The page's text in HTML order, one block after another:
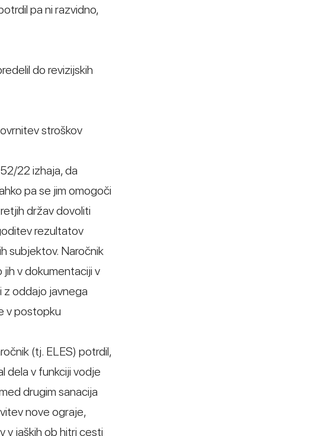
pa ni razvidno,
do revizijskih
stroškov
22 izhaja, da
pa se jim omogoči
držav dovoliti
rezultatov
subjektov. Naročnik
v dokumentaciji v
z oddajo javnega
v postopku
(tj. ELES) potrdil,
dela v funkciji vodje
drugim sanacija
nove ograje,
v jaških ob hitri cesti